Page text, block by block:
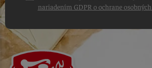
nariadením GDPR o ochrane